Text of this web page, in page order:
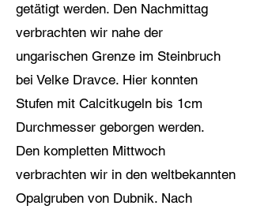
getätigt werden. Den Nachmittag
verbrachten wir nahe der
ungarischen Grenze im Steinbruch
bei Velke Dravce. Hier konnten
Stufen mit Calcitkugeln bis 1cm
Durchmesser geborgen werden.
Den kompletten Mittwoch
verbrachten wir in den weltbekannten
Opalgruben von Dubnik. Nach